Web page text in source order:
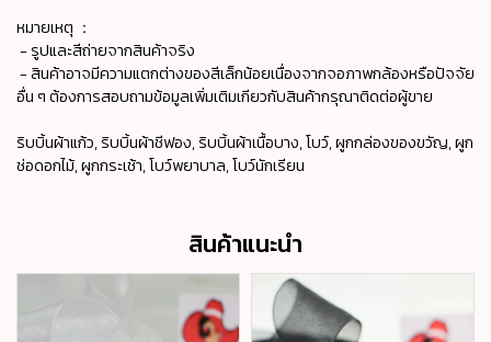
หมายเหตุ ：
- รูปและสีถ่ายจากสินค้าจริง
- สินค้าอาจมีความแตกต่างของสีเล็กน้อยเนื่องจากจอภาพกล้องหรือปัจจัย
อื่น ๆ ต้องการสอบถามข้อมูลเพิ่มเติมเกียวกับสินค้ากรุณาติดต่อผู้ขาย
ริบบิ้นผ้าแก้ว, ริบบิ้นผ้าชีฟอง, ริบบิ้นผ้าเนื้อบาง, โบว์, ผูกกล่องของขวัญ, ผูก
ช่อดอกไม้, ผูกกระเช้า, โบว์พยาบาล, โบว์นักเรียน
สินค้าแนะนำ